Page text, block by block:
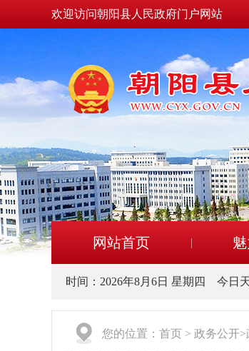
欢迎访问朝阳县人民政府门户网站
网站首页
时间： 2026年8月6日 星期四 今日天
您的位置： 首页 > 政务公开>